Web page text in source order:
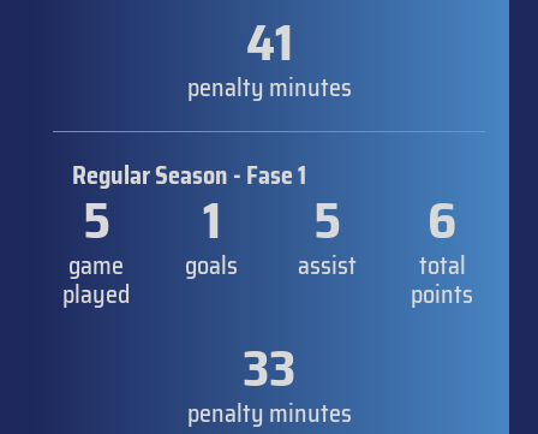
41
penalty minutes
Regular Season - Fase 1
5
game
played
1
goals
5
assist
6
total
points
33
penalty minutes